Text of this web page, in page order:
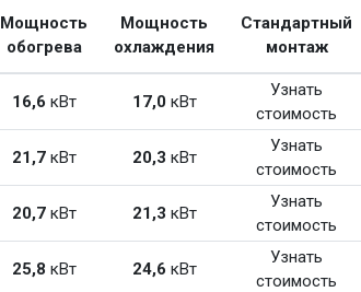
Мощность
обогрева
Мощность
охлаждения
Стандартный
монтаж
16,6 кВт 17,0кВт
Узнать
стоимость
21,7кВт 20,3 кВт
Узнать
стоимость
20,7кВт 21,3 кВт
Узнать
стоимость
25,8 кВт 24,6 кВт
Узнать
стоимость